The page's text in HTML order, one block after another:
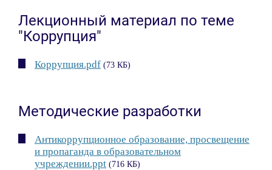
Лекционный материал по теме
"Коррупция"
Коррупция.pdf (73 КБ)
Методические разработки
Антикоррупционное образование, просвещение
и пропаганда в образовательном
учреждении.ppt (716 КБ)